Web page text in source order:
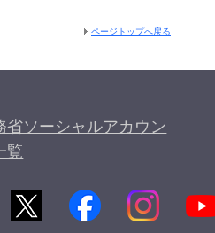
ページトップへ戻る
省ソーシャルアカウン
覧